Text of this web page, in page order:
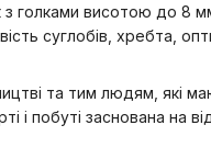
голками висотою до 8
суглобів, хребта,
та тим людям, які
і побуті заснована на